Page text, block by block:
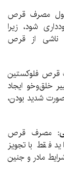
مصرف قرص
شود، زیرا
ناشی از قرص
قرص فلوکستین
خلق‌وخو ایجاد
شدید بودن،
مصرف قرص
فقط با تجویز
مادر و جنین